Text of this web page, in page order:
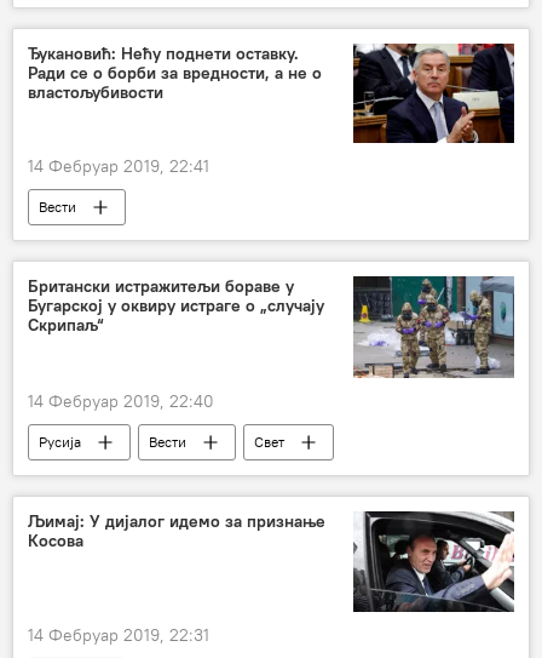
Ђукановић: Нећу поднети оставку.
Ради се о борби за вредности, а не о
властољубивости
14 Фебруар 2019, 22:41
Вести
Британски истражитељи бораве у
Бугарској у оквиру истраге о „случају
Скрипаљ“
14 Фебруар 2019, 22:40
Русија Вести
Свет
Велика Британија
Бугарска
Бојко Борисов
Случај Скрипаљ
Љимај: У дијалог идемо за признање
Косова
14 Фебруар 2019, 22:31